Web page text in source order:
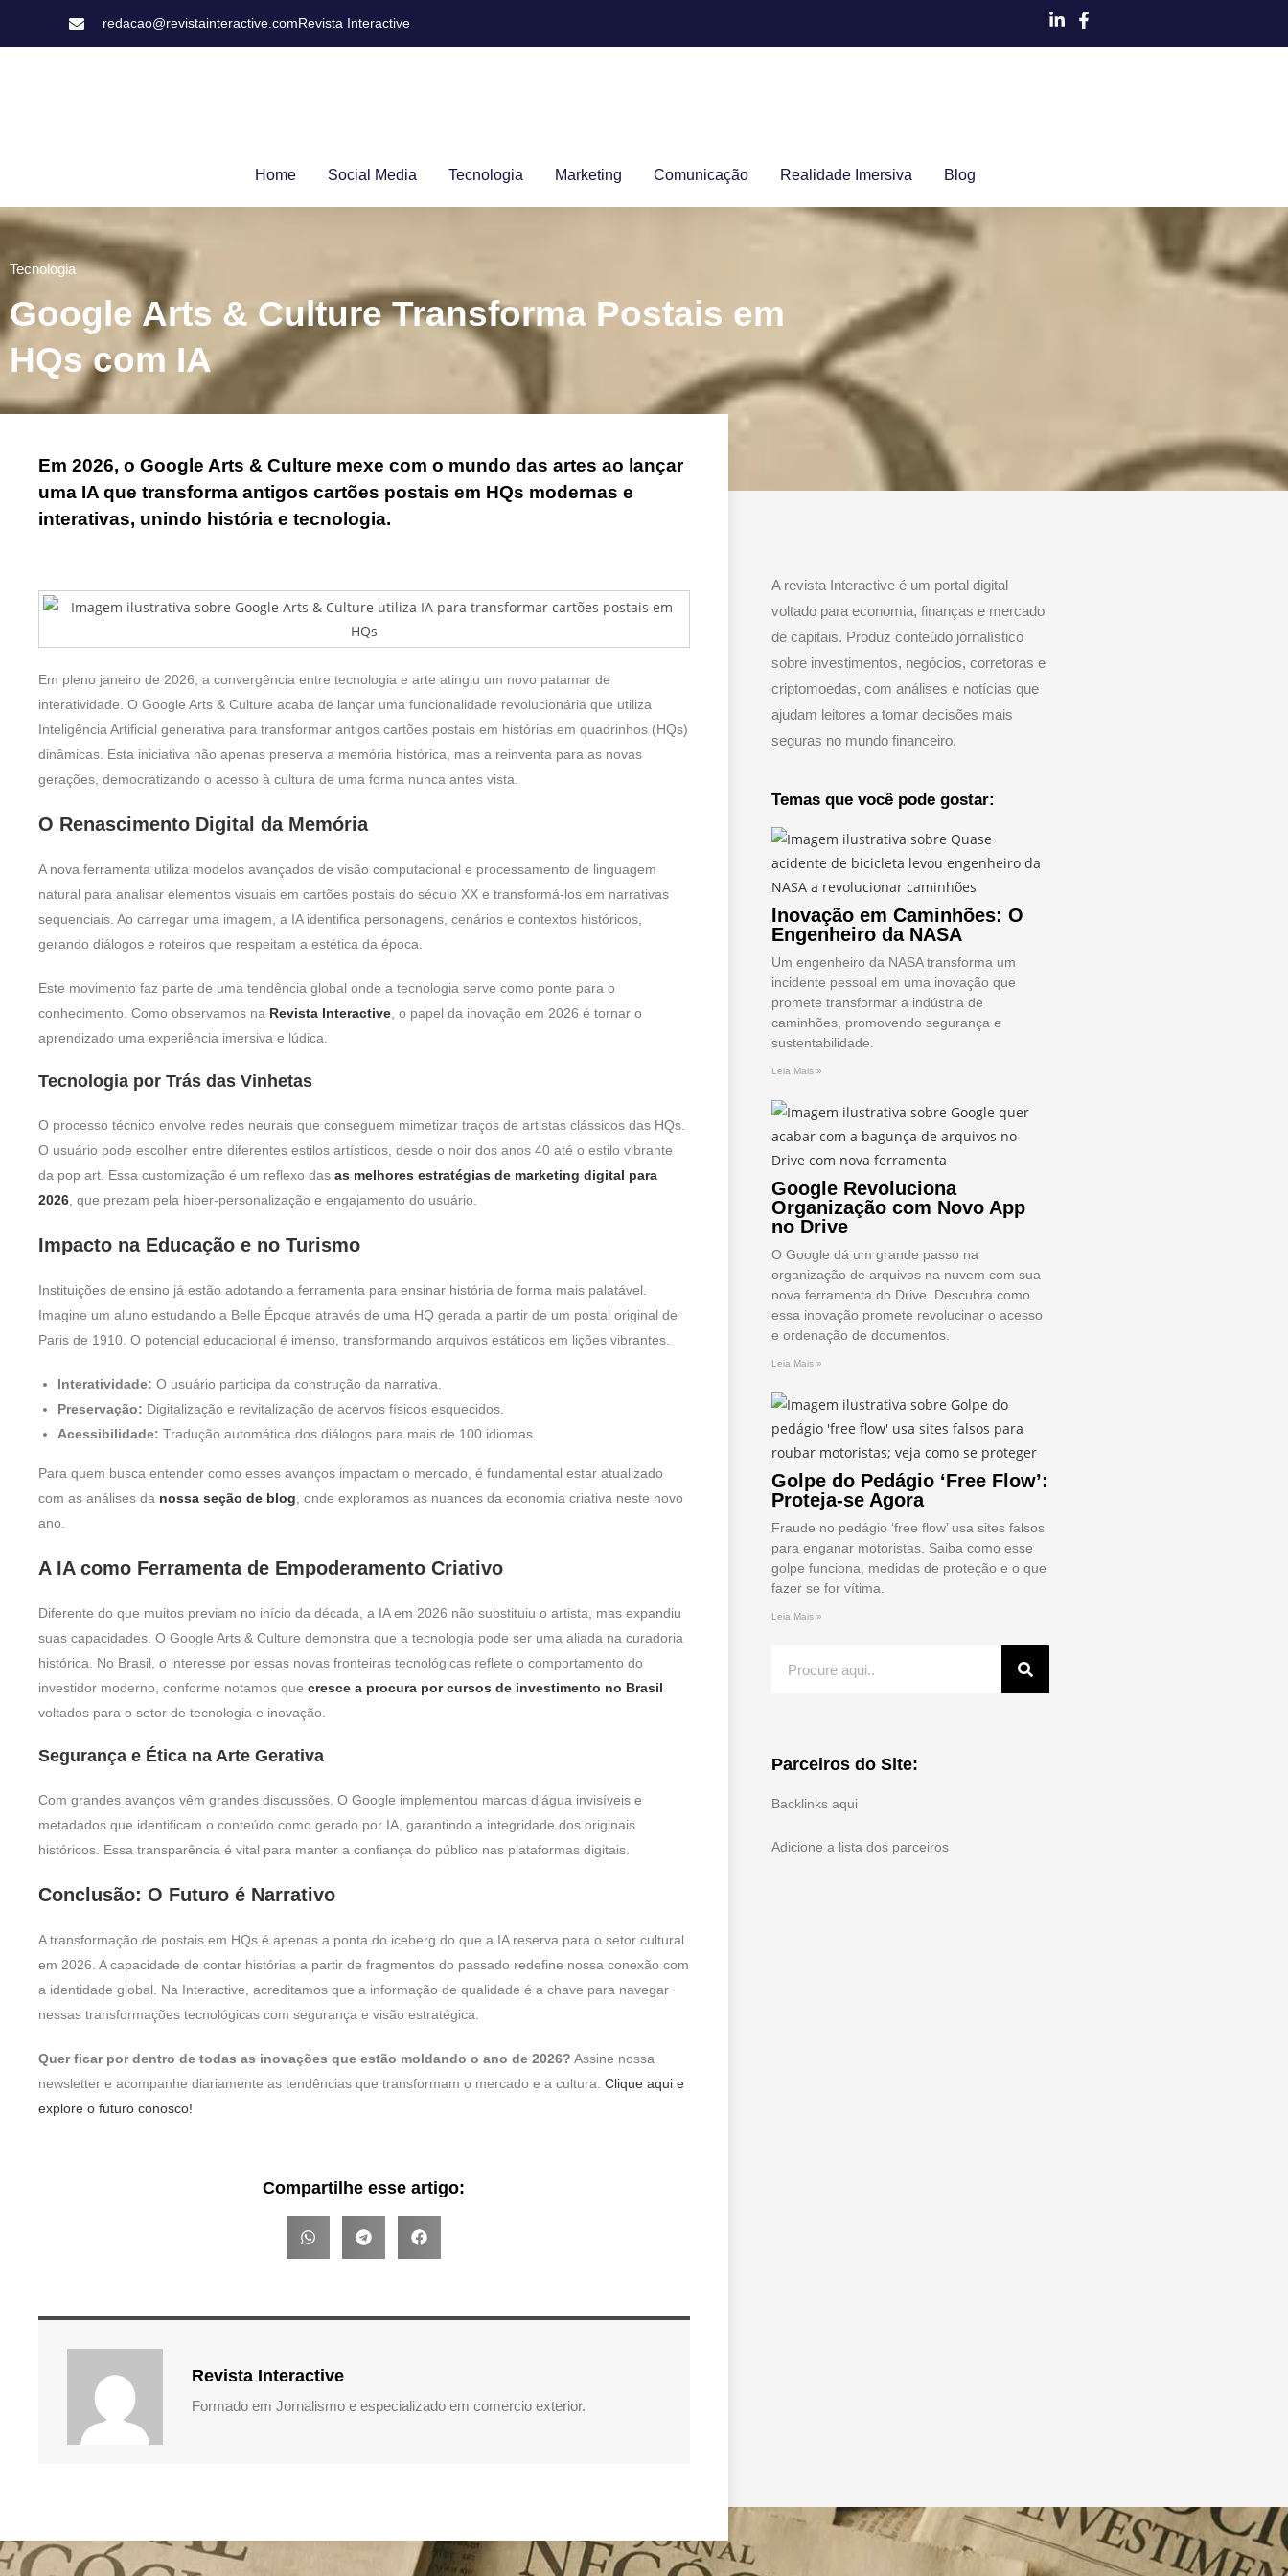
redacao@revistainteractive.comRevista Interactive
Home Social Media Tecnologia Marketing Comunicação Realidade Imersiva Blog
Tecnologia
Google Arts & Culture Transforma Postais em
HQs com IA
Em 2026, o Google Arts & Culture mexe com o mundo das artes ao lançar
uma IA que transforma antigos cartões postais em HQs modernas e
interativas, unindo história e tecnologia.
Em pleno janeiro de 2026, a convergência entre tecnologia e arte atingiu um novo patamar de
interatividade. O Google Arts & Culture acaba de lançar uma funcionalidade revolucionária que utiliza
Inteligência Artificial generativa para transformar antigos cartões postais em histórias em quadrinhos (HQs)
dinâmicas. Esta iniciativa não apenas preserva a memória histórica, mas a reinventa para as novas
gerações, democratizando o acesso à cultura de uma forma nunca antes vista.
O Renascimento Digital da Memória
A nova ferramenta utiliza modelos avançados de visão computacional e processamento de linguagem
natural para analisar elementos visuais em cartões postais do século XX e transformá-los em narrativas
sequenciais. Ao carregar uma imagem, a IA identifica personagens, cenários e contextos históricos,
gerando diálogos e roteiros que respeitam a estética da época.
Este movimento faz parte de uma tendência global onde a tecnologia serve como ponte para o
conhecimento. Como observamos na Revista Interactive , o papel da inovação em 2026 é tornar o
aprendizado uma experiência imersiva e lúdica.
Tecnologia por Trás das Vinhetas
O processo técnico envolve redes neurais que conseguem mimetizar traços de artistas clássicos das HQs.
O usuário pode escolher entre diferentes estilos artísticos, desde o noir dos anos 40 até o estilo vibrante
da pop art. Essa customização é um reflexo das as melhores estratégias de marketing digital para
2026 , que prezam pela hiper-personalização e engajamento do usuário.
Impacto na Educação e no Turismo
Instituições de ensino já estão adotando a ferramenta para ensinar história de forma mais palatável.
Imagine um aluno estudando a Belle Époque através de uma HQ gerada a partir de um postal original de
Paris de 1910. O potencial educacional é imenso, transformando arquivos estáticos em lições vibrantes.
Interatividade: O usuário participa da construção da narrativa.
Preservação: Digitalização e revitalização de acervos físicos esquecidos.
Acessibilidade: Tradução automática dos diálogos para mais de 100 idiomas.
Para quem busca entender como esses avanços impactam o mercado, é fundamental estar atualizado
com as análises da nossa seção de blog , onde exploramos as nuances da economia criativa neste novo
ano.
A IA como Ferramenta de Empoderamento Criativo
Diferente do que muitos previam no início da década, a IA em 2026 não substituiu o artista, mas expandiu
suas capacidades. O Google Arts & Culture demonstra que a tecnologia pode ser uma aliada na curadoria
histórica. No Brasil, o interesse por essas novas fronteiras tecnológicas reflete o comportamento do
investidor moderno, conforme notamos que cresce a procura por cursos de investimento no Brasil
voltados para o setor de tecnologia e inovação.
Segurança e Ética na Arte Gerativa
Com grandes avanços vêm grandes discussões. O Google implementou marcas d’água invisíveis e
metadados que identificam o conteúdo como gerado por IA, garantindo a integridade dos originais
históricos. Essa transparência é vital para manter a confiança do público nas plataformas digitais.
Conclusão: O Futuro é Narrativo
A transformação de postais em HQs é apenas a ponta do iceberg do que a IA reserva para o setor cultural
em 2026. A capacidade de contar histórias a partir de fragmentos do passado redefine nossa conexão com
a identidade global. Na Interactive, acreditamos que a informação de qualidade é a chave para navegar
nessas transformações tecnológicas com segurança e visão estratégica.
Quer ficar por dentro de todas as inovações que estão moldando o ano de 2026? Assine nossa
newsletter e acompanhe diariamente as tendências que transformam o mercado e a cultura. Clique aqui e
explore o futuro conosco!
Compartilhe esse artigo:
Revista Interactive
Formado em Jornalismo e especializado em comercio exterior.
A revista Interactive é um portal digital
voltado para economia, finanças e mercado
de capitais. Produz conteúdo jornalístico
sobre investimentos, negócios, corretoras e
criptomoedas, com análises e notícias que
ajudam leitores a tomar decisões mais
seguras no mundo financeiro.
Temas que você pode gostar:
Inovação em Caminhões: O
Engenheiro da NASA
Um engenheiro da NASA transforma um
incidente pessoal em uma inovação que
promete transformar a indústria de
caminhões, promovendo segurança e
sustentabilidade.
Leia Mais »
Google Revoluciona
Organização com Novo App
no Drive
O Google dá um grande passo na
organização de arquivos na nuvem com sua
nova ferramenta do Drive. Descubra como
essa inovação promete revolucinar o acesso
e ordenação de documentos.
Leia Mais »
Golpe do Pedágio ‘Free Flow’:
Proteja-se Agora
Fraude no pedágio ‘free flow’ usa sites falsos
para enganar motoristas. Saiba como esse
golpe funciona, medidas de proteção e o que
fazer se for vítima.
Leia Mais »
Parceiros do Site:
Backlinks aqui
Adicione a lista dos parceiros